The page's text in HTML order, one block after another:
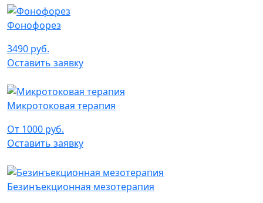
Фонофорез
3490 руб.
Оставить заявку
Микротоковая терапия
От 1000 руб.
Оставить заявку
Безинъекционная мезотерапия